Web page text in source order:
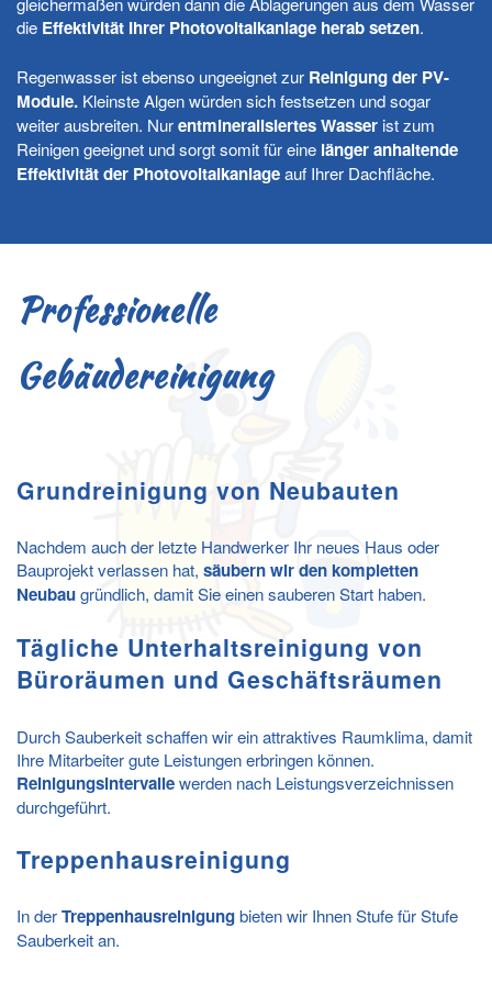
die Effektivität Ihrer Photovoltaikanlage herab setzen.
Regenwasser ist ebenso ungeeignet zur Reinigung der PV-
Module. Kleinste Algen würden sich festsetzen und sogar
weiter ausbreiten. Nurentmineralisiertes Wasser ist zum
Reinigen geeignet und sorgt somit für eine länger anhaltende
Effektivität der Photovoltaikanlageauf Ihrer Dachfläche.
Professionelle
Gebäudereinigung
Grundreinigung von Neubauten
Nachdem auch der letzte Handwerker Ihr neues Haus oder
Bauprojekt verlassen hat, säubern wir den kompletten
Neubaugründlich, damit Sie einen sauberen Start haben.
Tägliche Unterhaltsreinigung von
Büroräumen und Geschäftsräumen
Durch Sauberkeit schaffen wir ein attraktives Raumklima, damit
Ihre Mitarbeiter gute Leistungen erbringen können.
Reinigungsintervallewerden nach Leistungsverzeichnissen
durchgeführt.
Treppenhausreinigung
In derTreppenhausreinigungbieten wir Ihnen Stufe für Stufe
Sauberkeit an.